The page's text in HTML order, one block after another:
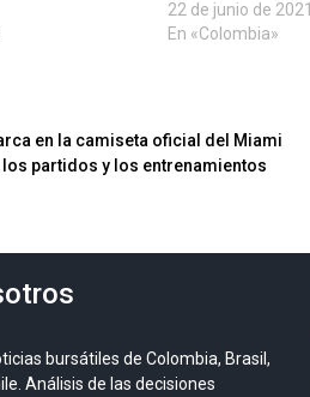
22 de junio de 2021
En «Colombia»
en la camiseta oficial del Miami
los partidos y los entrenamientos
bursátiles de Colombia, Brasil,
Análisis de las decisiones